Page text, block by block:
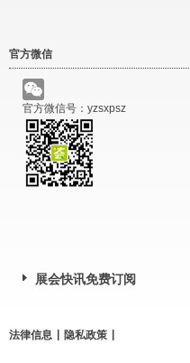
官方微信
官方微信号：yzsxpsz
展会快讯免费订阅
法律信息 隐私政策